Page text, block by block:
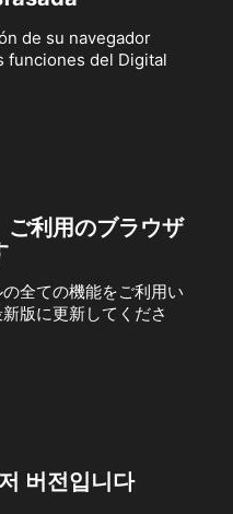
de su navegador
funciones del Digital
ご利用のブラウザ
全ての機能をご利用い
版に更新してくださ
버전입니다